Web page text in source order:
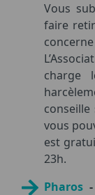
Vous
faire
charge
vous
est
23h.
Pharos